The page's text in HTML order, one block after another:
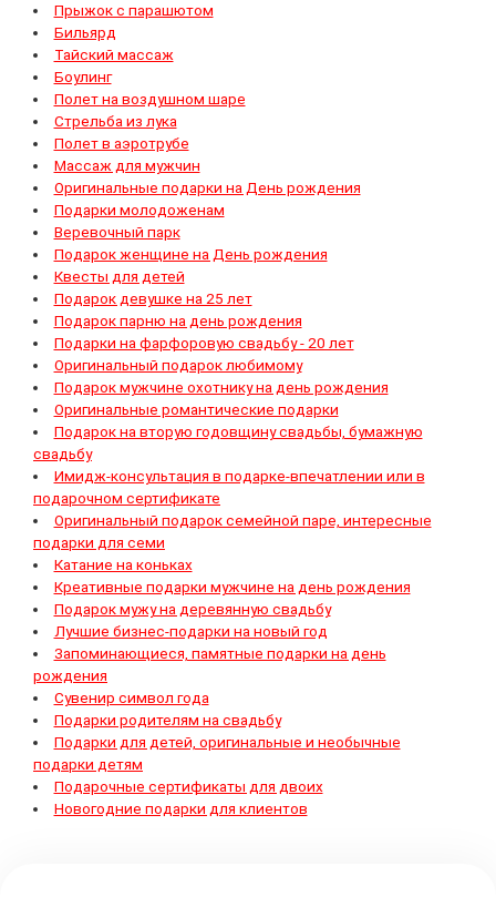
Прыжок с парашютом
Бильярд
Тайский массаж
Боулинг
Полет на воздушном шаре
Стрельба из лука
Полет в аэротрубе
Массаж для мужчин
Оригинальные подарки на День рождения
Подарки молодоженам
Веревочный парк
Подарок женщине на День рождения
Квесты для детей
Подарок девушке на 25 лет
Подарок парню на день рождения
Подарки на фарфоровую свадьбу - 20 лет
Оригинальный подарок любимому
Подарок мужчине охотнику на день рождения
Оригинальные романтические подарки
Подарок на вторую годовщину свадьбы, бумажную
свадьбу
Имидж-консультация в подарке-впечатлении или в
подарочном сертификате
Оригинальный подарок семейной паре, интересные
подарки для семи
Катание на коньках
Креативные подарки мужчине на день рождения
Подарок мужу на деревянную свадьбу
Лучшие бизнес-подарки на новый год
Запоминающиеся, памятные подарки на день
рождения
Сувенир символ года
Подарки родителям на свадьбу
Подарки для детей, оригинальные и необычные
подарки детям
Подарочные сертификаты для двоих
Новогодние подарки для клиентов